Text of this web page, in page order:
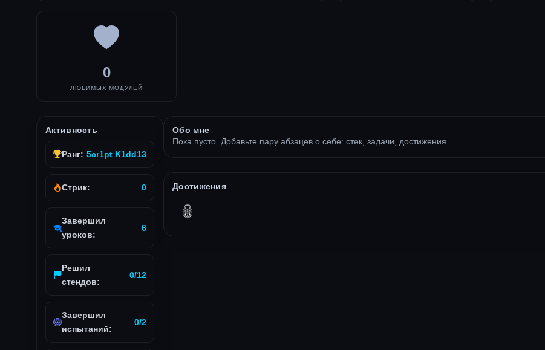
0
ЛЮБИМЫХ МОДУЛЕЙ
Активность
Ранг: 5cr1pt K1dd13
Стрик: 0
Завершил
уроков:
6
Решил
стендов:
0/12
Завершил
испытаний:
0/2
Обо мне
Пока пусто. Добавьте пару абзацев о себе: стек, задачи, достижения.
Достижения